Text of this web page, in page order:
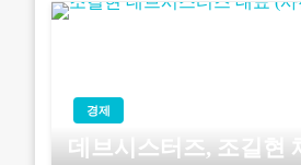
경제
데브시스터즈, 조길현